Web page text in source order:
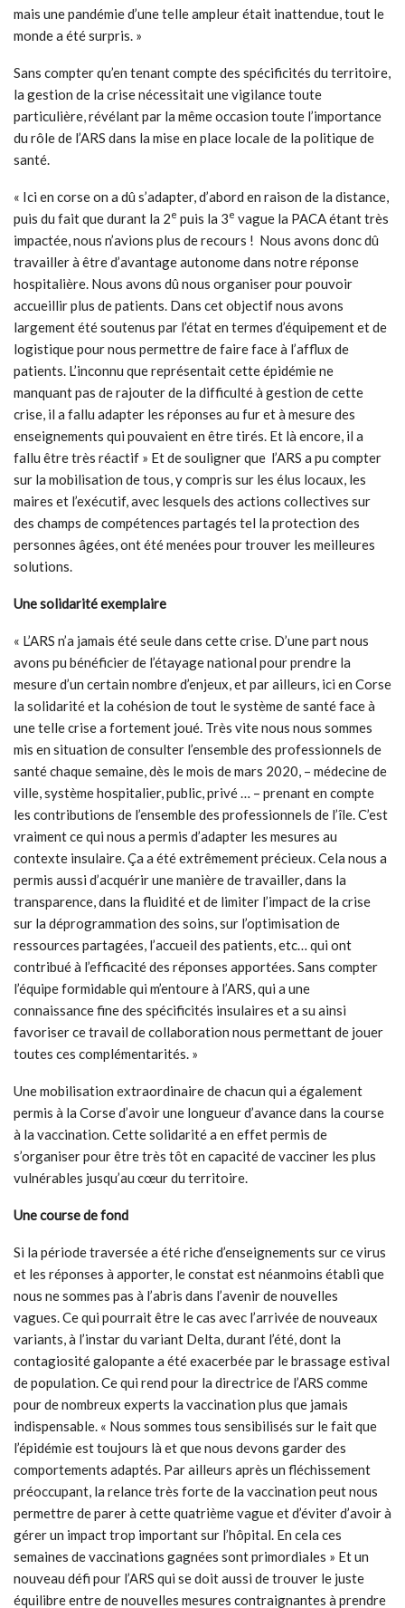
mais une pandémie d’une telle ampleur était inattendue, tout le
monde a été surpris. »
Sans compter qu’en tenant compte des spécificités du territoire,
la gestion de la crise nécessitait une vigilance toute
particulière, révélant par la même occasion toute l’importance
du rôle de l’ARS dans la mise en place locale de la politique de
santé.
« Ici en corse on a dû s’adapter, d’abord en raison de la distance,
puis du fait que durant la 2e puis la 3e vague la PACA étant très
impactée, nous n’avions plus de recours ! Nous avons donc dû
travailler à être d’avantage autonome dans notre réponse
hospitalière. Nous avons dû nous organiser pour pouvoir
accueillir plus de patients. Dans cet objectif nous avons
largement été soutenus par l’état en termes d’équipement et de
logistique pour nous permettre de faire face à l’afflux de
patients. L’inconnu que représentait cette épidémie ne
manquant pas de rajouter de la difficulté à gestion de cette
crise, il a fallu adapter les réponses au fur et à mesure des
enseignements qui pouvaient en être tirés. Et là encore, il a
fallu être très réactif » Et de souligner que l’ARS a pu compter
sur la mobilisation de tous, y compris sur les élus locaux, les
maires et l’exécutif, avec lesquels des actions collectives sur
des champs de compétences partagés tel la protection des
personnes âgées, ont été menées pour trouver les meilleures
solutions.
Une solidarité exemplaire
« L’ARS n’a jamais été seule dans cette crise. D’une part nous
avons pu bénéficier de l’étayage national pour prendre la
mesure d’un certain nombre d’enjeux, et par ailleurs, ici en Corse
la solidarité et la cohésion de tout le système de santé face à
une telle crise a fortement joué. Très vite nous nous sommes
mis en situation de consulter l’ensemble des professionnels de
santé chaque semaine, dès le mois de mars 2020, – médecine de
ville, système hospitalier, public, privé … – prenant en compte
les contributions de l’ensemble des professionnels de l’île. C’est
vraiment ce qui nous a permis d’adapter les mesures au
contexte insulaire. Ça a été extrêmement précieux. Cela nous a
permis aussi d’acquérir une manière de travailler, dans la
transparence, dans la fluidité et de limiter l’impact de la crise
sur la déprogrammation des soins, sur l’optimisation de
ressources partagées, l’accueil des patients, etc… qui ont
contribué à l’efficacité des réponses apportées. Sans compter
l’équipe formidable qui m’entoure à l’ARS, qui a une
connaissance fine des spécificités insulaires et a su ainsi
favoriser ce travail de collaboration nous permettant de jouer
toutes ces complémentarités. »
Une mobilisation extraordinaire de chacun qui a également
permis à la Corse d’avoir une longueur d’avance dans la course
à la vaccination. Cette solidarité a en effet permis de
s’organiser pour être très tôt en capacité de vacciner les plus
vulnérables jusqu’au cœur du territoire.
Une course de fond
Si la période traversée a été riche d’enseignements sur ce virus
et les réponses à apporter, le constat est néanmoins établi que
nous ne sommes pas à l’abris dans l’avenir de nouvelles
vagues. Ce qui pourrait être le cas avec l’arrivée de nouveaux
variants, à l’instar du variant Delta, durant l’été, dont la
contagiosité galopante a été exacerbée par le brassage estival
de population. Ce qui rend pour la directrice de l’ARS comme
pour de nombreux experts la vaccination plus que jamais
indispensable. « Nous sommes tous sensibilisés sur le fait que
l’épidémie est toujours là et que nous devons garder des
comportements adaptés. Par ailleurs après un fléchissement
préoccupant, la relance très forte de la vaccination peut nous
permettre de parer à cette quatrième vague et d’éviter d’avoir à
gérer un impact trop important sur l’hôpital. En cela ces
semaines de vaccinations gagnées sont primordiales » Et un
nouveau défi pour l’ARS qui se doit aussi de trouver le juste
équilibre entre de nouvelles mesures contraignantes à prendre